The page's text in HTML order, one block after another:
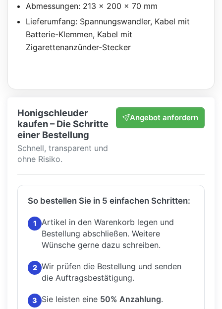
Abmessungen: 213 x 200 x 70 mm
Lieferumfang: Spannungswandler, Kabel mit
Batterie-Klemmen, Kabel mit
Zigarettenanzünder-Stecker
Honigschleuder
kaufen – Die Schritte
einer Bestellung
Schnell, transparent und
ohne Risiko.
Angebot anfordern
So bestellen Sie in 5 einfachen Schritten:
1
Artikel in den Warenkorb legen und
Bestellung abschließen. Weitere
Wünsche gerne dazu schreiben.
2 Wir prüfen die Bestellung und senden
die Auftragsbestätigung.
3 Sie leisten eine 50% Anzahlung.